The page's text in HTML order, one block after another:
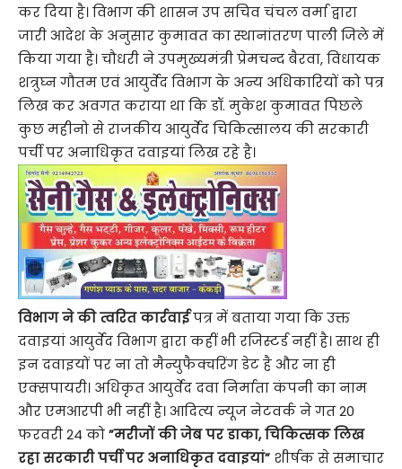
कर दिया है। विभाग की शासन उप सचिव चंचल वर्मा द्वारा
जारी आदेश के अनुसार कुमावत का स्थानांतरण पाली जिले में
किया गया है। चौधरी ने उपमुख्यमंत्री प्रेमचन्द बैरवा, विधायक
शत्रुघ्न गौतम एवं आयुर्वेद विभाग के अन्य अधिकारियों को पत्र
लिख कर अवगत कराया था कि डॉ. मुकेश कुमावत पिछले
कुछ महीनो से राजकीय आयुर्वेद चिकित्सालय की सरकारी
पर्ची पर अनाधिकृत दवाइयां लिख रहे है।
विभाग ने की त्वरित कार्रवाईपत्र में बताया गया कि उक्त
दवाइयां आयुर्वेद विभाग द्वारा कहीं भी रजिस्टर्ड नहीं है। साथ ही
इन दवाइयों पर ना तो मैन्युफैक्चरिंग डेट है और ना ही
एक्सपायरी। अधिकृत आयुर्वेद दवा निर्माता कंपनी का नाम
और एमआरपी भी नहीं है। आदित्य न्यूज नेटवर्क ने गत 20
फरवरी 24 को”मरीजों की जेब पर डाका, चिकित्सक लिख
रहा सरकारी पर्ची पर अनाधिकृत दवाइयां” शीर्षक से समाचार